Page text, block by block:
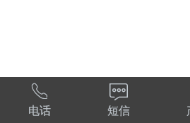

电话

短信